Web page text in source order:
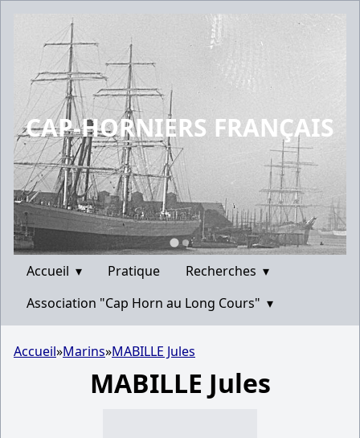
CAP-HORNIERS FRANÇAIS
Accueil ▾ Pratique Recherches ▾
Association "Cap Horn au Long Cours" ▾
Accueil»Marins»MABILLE Jules
MABILLE Jules